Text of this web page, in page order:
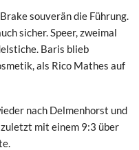
souverän die Führung.
sicher. Speer, zweimal
Baris blieb
als Rico Mathes auf
nach Delmenhorst und
mit einem 9:3 über